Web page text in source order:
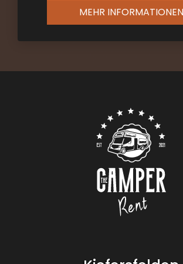
MEHR INFORMATIONEN